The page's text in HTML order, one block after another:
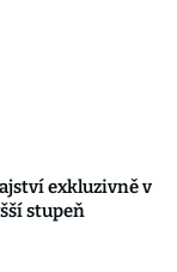
exkluzivně v
stupeň